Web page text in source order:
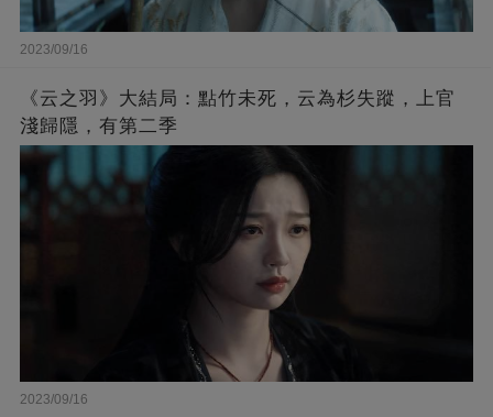
2023/09/16
《云之羽》大結局：點竹未死，云為杉失蹤，上官
淺歸隱，有第二季
2023/09/16